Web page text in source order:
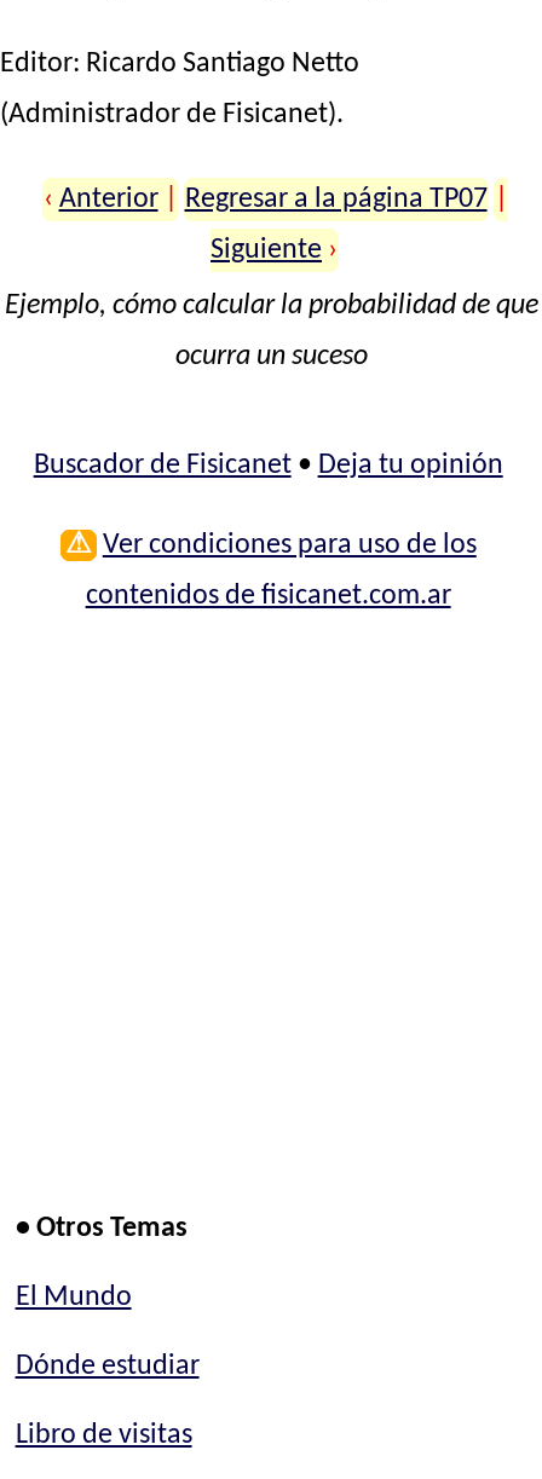
Editor: Ricardo Santiago Netto
(Administrador de Fisicanet).
‹ Anterior Regresar a la página TP07
Siguiente ›
Ejemplo, cómo calcular la probabilidad de que
ocurra un suceso
Buscador de Fisicanet• Deja tu opinión
⚠ Ver condiciones para uso de los
contenidos de fisicanet.com.ar
• Otros Temas
El Mundo
Dónde estudiar
Libro de visitas